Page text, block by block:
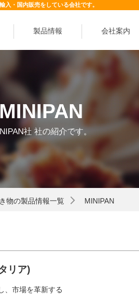
・国内販売をしている会社です。
製品情報 会社案内
MINIPAN
社 社の紹介です。
物の製品情報一覧 MINIPAN
リア)
、市場を革新する